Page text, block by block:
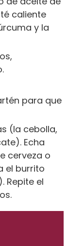
caliente
y la
para que
(la cebolla,
Echa
cerveza o
el burrito
Repite el